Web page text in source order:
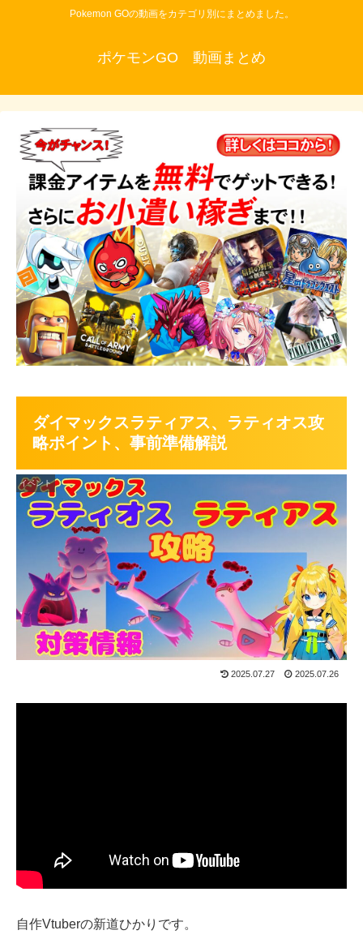
Pokemon GOの動画をカテゴリ別にまとめました。
ポケモンGO 動画まとめ
ダイマックスラティアス、ラティオス攻
略ポイント、事前準備解説
イベント
2025.07.27 2025.07.26
自作Vtuberの新道ひかりです。